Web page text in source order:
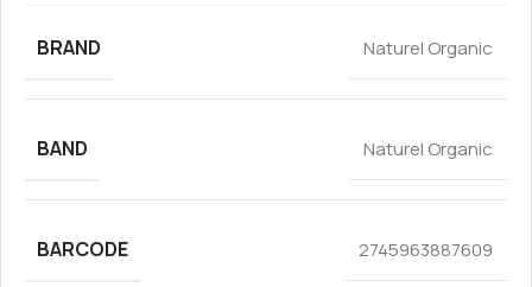
BRAND Naturel Organic
BAND Naturel Organic
BARCODE 2745963887609